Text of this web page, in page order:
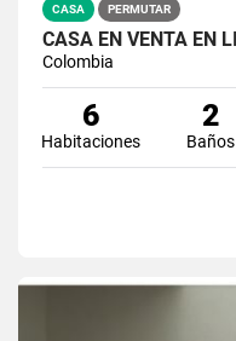
CASA PERMUTAR
Colombia
6
Habitaciones
2
Baños